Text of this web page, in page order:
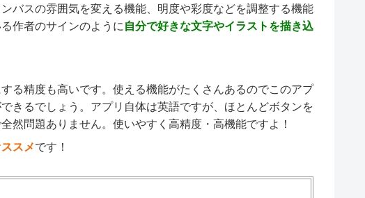
バスの雰囲気を変える機能、明度や彩度などを調整する機能
作者のサインのように 自分で好きな文字やイラストを描き込
る精度も高いです。使える機能がたくさんあるのでこのアプ
きるでしょう。アプリ自体は英語ですが、ほとんどボタンを
然問題ありません。使いやすく高精度・高機能ですよ！
スメです！